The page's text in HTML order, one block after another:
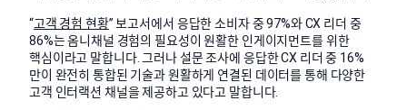
“고객 경험 현황” 보고서에서 응답한 소비자 중 97%와 CX 리더 중
86%는 옴니채널 경험의 필요성이 원활한 인게이지먼트를 위한
핵심이라고 말합니다. 그러나 설문 조사에 응답한 CX 리더 중 16%
만이 완전히 통합된 기술과 원활하게 연결된 데이터를 통해 다양한
고객 인터랙션 채널을 제공하고 있다고 말합니다.